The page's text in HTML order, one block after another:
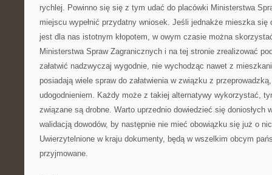
rychlej. Powinno się się z tym udać do placówki Ministerstwa
miejscu wypełnić przydatny wniosek. Jeśli jednakże mieszka się
jest dla nas istotnym kłopotem, w owym czasie można
Ministerstwa Spraw Zagranicznych i na tej stronie zrealizować
załatwić nadzwyczaj wygodnie, nie wychodząc nawet z
posiadają wiele spraw do załatwienia w związku z
udogodnieniem. Każdy może z takiej alternatywy wykorzystać,
związane są drobne. Warto uprzednio dowiedzieć się doniosłych
walidacją dowodów, by następnie nie mieć obowiązku się już o
Uwierzytelnione w kraju dokumenty, będą w wszelkim obcym
przyjmowane.